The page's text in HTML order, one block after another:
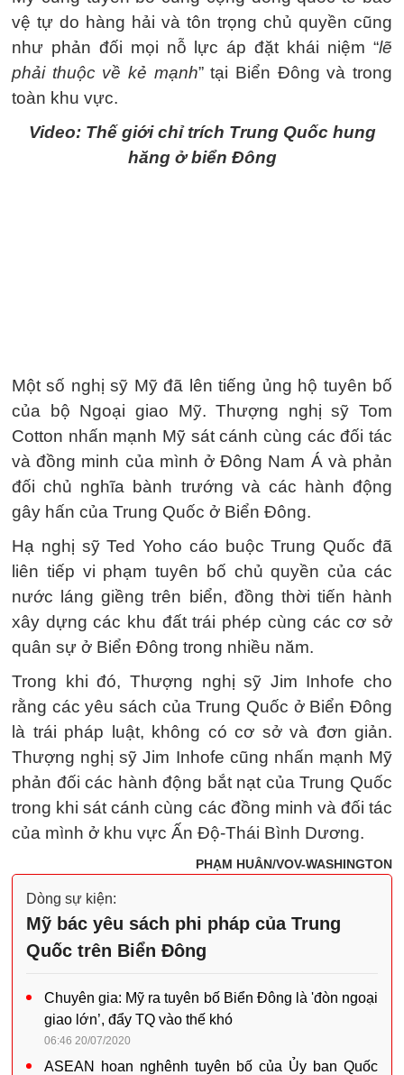
vệ tự do hàng hải và tôn trọng chủ quyền cũng
như phản đối mọi nỗ lực áp đặt khái niệm “lẽ
phải thuộc về kẻ mạnh” tại Biển Đông và trong
toàn khu vực.
Video: Thế giới chỉ trích Trung Quốc hung
hăng ở biển Đông
Một số nghị sỹ Mỹ đã lên tiếng ủng hộ tuyên bố
của bộ Ngoại giao Mỹ. Thượng nghị sỹ Tom
Cotton nhấn mạnh Mỹ sát cánh cùng các đối tác
và đồng minh của mình ở Đông Nam Á và phản
đối chủ nghĩa bành trướng và các hành động
gây hấn của Trung Quốc ở Biển Đông.
Hạ nghị sỹ Ted Yoho cáo buộc Trung Quốc đã
liên tiếp vi phạm tuyên bố chủ quyền của các
nước láng giềng trên biển, đồng thời tiến hành
xây dựng các khu đất trái phép cùng các cơ sở
quân sự ở Biển Đông trong nhiều năm.
Trong khi đó, Thượng nghị sỹ Jim Inhofe cho
rằng các yêu sách của Trung Quốc ở Biển Đông
là trái pháp luật, không có cơ sở và đơn giản.
Thượng nghị sỹ Jim Inhofe cũng nhấn mạnh Mỹ
phản đối các hành động bắt nạt của Trung Quốc
trong khi sát cánh cùng các đồng minh và đối tác
của mình ở khu vực Ấn Độ-Thái Bình Dương.
PHẠM HUÂN/VOV-WASHINGTON
Dòng sự kiện:
Mỹ bác yêu sách phi pháp của Trung
Quốc trên Biển Đông
Chuyên gia: Mỹ ra tuyên bố Biển Đông là 'đòn ngoại
giao lớn’, đẩy TQ vào thế khó
06:46 20/07/2020
ASEAN hoan nghênh tuyên bố của Ủy ban Quốc